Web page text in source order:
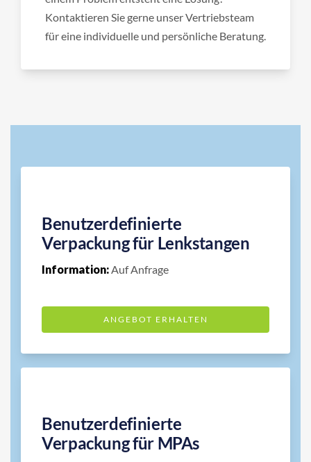
Kontaktieren Sie gerne unser Vertriebsteam
für eine individuelle und persönliche Beratung.
Benutzerdefinierte
Verpackung für Lenkstangen
Information:Auf Anfrage
ANGEBOT ERHALTEN
Benutzerdefinierte
Verpackung für MPAs